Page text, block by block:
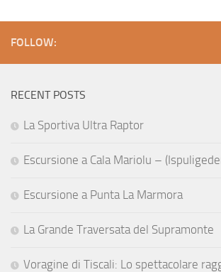
FOLLOW:
RECENT POSTS
La Sportiva Ultra Raptor
Escursione a Cala Mariolu –
Escursione a Punta La Marmora
La Grande Traversata del Supramonte
Voragine di Tiscali: Lo spettacolare